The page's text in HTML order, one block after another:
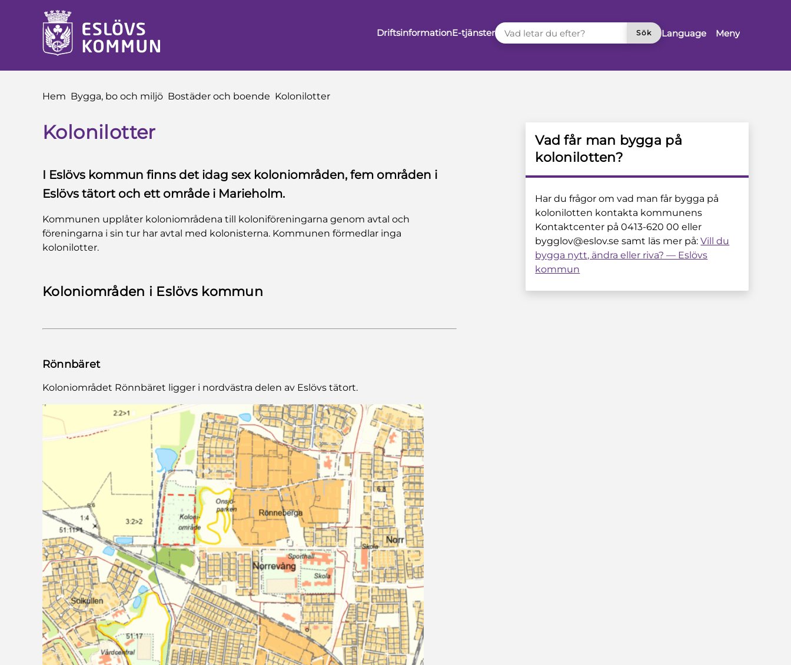
till innehåll
till sidomeny
DriftsinformationE-tjänster
VAD LETAR DU EFTER?
Sök
Language Meny
Du är här:
Hem Bygga, bo och miljö Bostäder och boende Kolonilotter
Kolonilotter
I Eslövs kommun finns det idag sex koloniområden, fem områden i
Eslövs tätort och ett område i Marieholm.
Kommunen upplåter koloniområdena till koloniföreningarna genom avtal och
föreningarna i sin tur har avtal med kolonisterna. Kommunen förmedlar inga
kolonilotter.
Koloniområden i Eslövs kommun
Rönnbäret
Koloniområdet Rönnbäret ligger i nordvästra delen av Eslövs tätort.
Vad får man bygga på
kolonilotten?
Har du frågor om vad man får bygga på
kolonilotten kontakta kommunens
Kontaktcenter på 0413-620 00 eller
bygglov@eslov.se samt läs mer på:Vill du
bygga nytt, ändra eller riva? — Eslövs
kommun